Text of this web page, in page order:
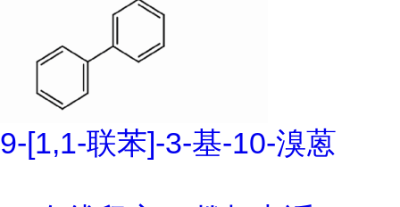
9-[1,1-联苯]-3-基-10-溴蒽